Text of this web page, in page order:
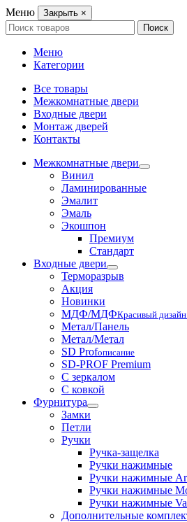
Меню Закрыть ×
Search
for:
Поиск
Меню
Категории
Все товары
Межкомнатные двери
Входные двери
Монтаж дверей
Контакты
Межкомнатные двери
Винил
Ламинированные
Эмалит
Эмаль
Экошпон
Премиум
Стандарт
Входные двери
Терморазрыв
Акция
Новинки
МДФ/МДФКрасивый
Метал/Панель
Метал/Метал
SD Profописание
SD-PROF Premium
С зеркалом
С ковкой
Фурнитура
Замки
Петли
Ручки
Ручка-защелка
Ручки нажимные
Ручки нажимные
Ручки нажимные
Ручки нажимные
Дополнительные